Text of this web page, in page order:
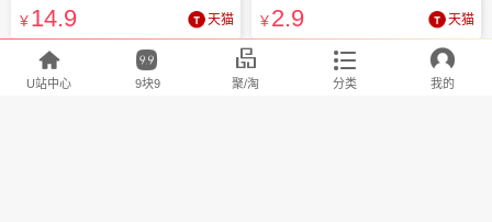
¥14.9 天猫 ¥2.9 天猫

U站中心

9块9

聚/淘

分类

我的